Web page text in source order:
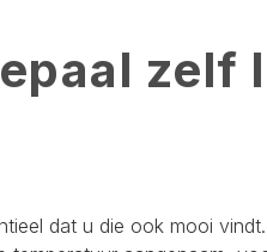
zelf
dat u die ook mooi